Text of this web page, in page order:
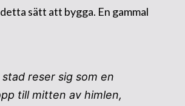
sätt att bygga. En gammal
stad reser sig som en
till mitten av himlen,